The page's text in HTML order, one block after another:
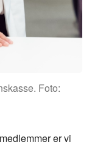
Foto:
er vi